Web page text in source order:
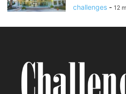
challenges - 12